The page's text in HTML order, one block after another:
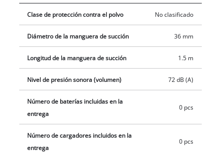
y los tubos de aspiración se pueden guardar de forma limpia.
El envío contiene inclusive una manguera de aspiración de
gran boquilla combinada, para juntas y tapicería, así como un
filtro de espuma y de pliegues y un saco colector de suciedad.
El envío se realiza sin batería ni cargador. Estos se pueden
adquirir por separado, por ejemplo, como práctico set para
principiantes con distintas capacidades de batería.
Clase de protección contra el polvo No clasificado
Diámetro de la manguera de succión 36 mm
Longitud de la manguera de succión 1.5 m
Nivel de presión sonora (volumen) 72 dB (A)
Número de baterías incluidas en la
entrega
0 pcs
Número de cargadores incluidos en la
entrega
0 pcs